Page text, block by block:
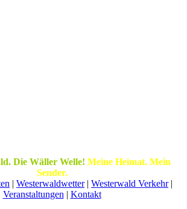
Die Wäller Welle! Meine Heimat. Mein
Sender.
| Westerwaldwetter| Westerwald Verkehr|
Veranstaltungen | Kontakt